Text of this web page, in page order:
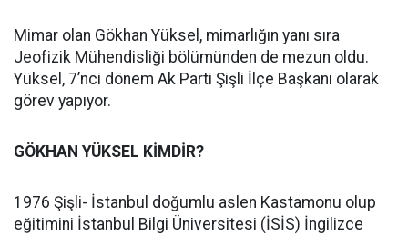
Mimar olan Gökhan Yüksel, mimarlığın yanı sıra
Jeofizik Mühendisliği bölümünden de mezun oldu.
Yüksel, 7’nci dönem Ak Parti Şişli İlçe Başkanı olarak
görev yapıyor.
GÖKHAN YÜKSEL KİMDİR?
1976 Şişli- İstanbul doğumlu aslen Kastamonu olup
eğitimini İstanbul Bilgi Üniversitesi (İSİS) İngilizce